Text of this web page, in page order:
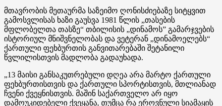
მთავრობის მეთაურმა საზეიმო ღონისძიებაზე სიტყვით
გამოსვლისას ხაზი გაუსვა 1981 წლის „თასების
მფლობელთა თასზე“ თბილისის „დინამოს” გამარჯვების
ისტორიულ მნიშვნელობას და ვეტერან „დინამოელებს“
ქართული ფეხბურთის განვითარებაში შეტანილი
წვლილისთვის მადლობა გადაუხადა.
„13 მაისი განსაკუთრებული დღეა არა მარტო ქართული
ფეხბურთისთვის და ქართული სპორტისთვის, მთლიანად
ჩვენი ქვეყნისთვის. მაშინ საქართველო არ იყო
დამოუკიდებელი ქვეყანა, თუმცა რა ეროვნული სიამაყის